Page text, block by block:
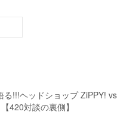
る!!!ヘッドショップ ZiPPY! vs
420対談の裏側】